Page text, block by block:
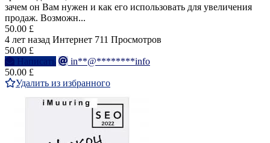
зачем он Вам нужен и как его использовать для увеличения
продаж. Возможн...
50.00 £
4 лет назад Интернет 711 Просмотров
50.00 £
Написать
in**@********info
50.00 £
Удалить из избранного